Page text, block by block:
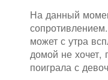
На данный
может с утра
домой не хочет,
поиграла с